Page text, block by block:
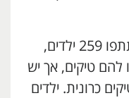
במחקר שנערך בבריטניה השתתפו 259 ילדים,
טיקים, אך יש
כרונית. ילדים